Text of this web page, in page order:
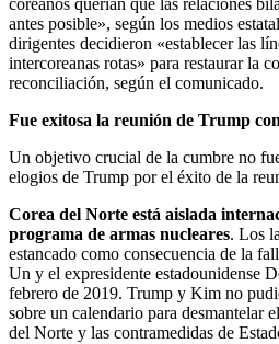
coreanos querían que las relaciones
antes posible», según los medios
dirigentes decidieron «establecer las
intercoreanas rotas» para restaurar la
reconciliación, según el comunicado.
Fue exitosa la reunión de Trump
Un objetivo crucial de la cumbre no
elogios de Trump por el éxito de la
Corea del Norte está aislada
programa de armas nucleares. Los
estancado como consecuencia de la
Un y el expresidente estadounidense
febrero de 2019. Trump y Kim no
sobre un calendario para desmantelar
del Norte y las contramedidas de